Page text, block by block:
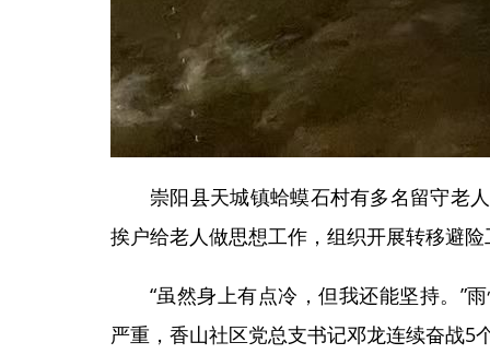
崇阳县天城镇蛤蟆石村有多名留守老
挨户给老人做思想工作，组织开展转移避
“虽然身上有点冷，但我还能坚持。”
严重，香山社区党总支书记邓龙连续奋战5